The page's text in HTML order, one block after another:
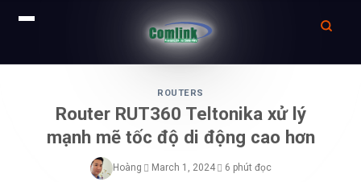
ROUTERS
Router RUT360 Teltonika xử lý
mạnh mẽ tốc độ di động cao hơn
Hoàng March 1, 2024 6 phút đọc